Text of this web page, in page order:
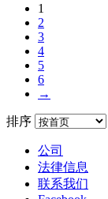
1
2
3
4
5
6
→
排序
公司
法律信息
联系我们